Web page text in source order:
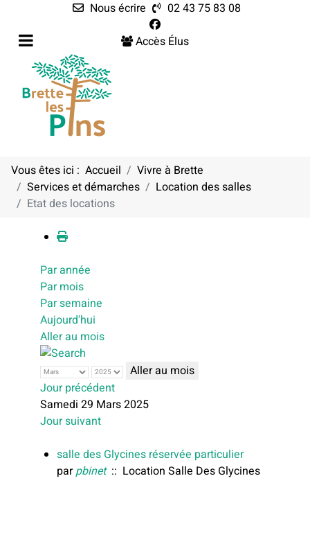
Nous écrire
02 43 75 83 08
Accès Élus
Vous êtes ici : Accueil
Vivre à Brette
Services et démarches
Location des salles
Etat des locations
Calendrier
Par année
Par mois
Par semaine
Aujourd'hui
Aller au mois
Aller au mois
Jour précédent
Samedi 29 Mars 2025
Jour suivant
salle des Glycines réservée particulier
parpbinet:: Location Salle Des Glycines